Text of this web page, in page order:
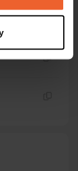
location
meters
our traffic.